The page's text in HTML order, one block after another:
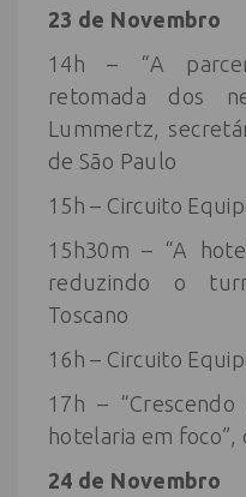
23 de Novembro
14h – “A
retomada dos
Lummertz,
de São Paulo
15h – Circuito
15h30m – “A
reduzindo o
Toscano
16h – Circuito
17h –
hotelaria em foco”,
24 de Novembro